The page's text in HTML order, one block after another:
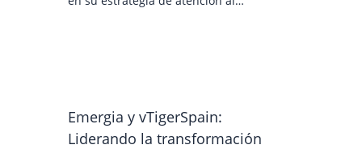
Emergia y vTigerSpain:
Liderando la transformación